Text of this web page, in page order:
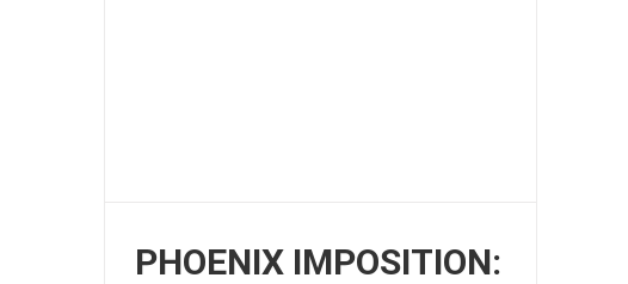
PHOENIX IMPOSITION: